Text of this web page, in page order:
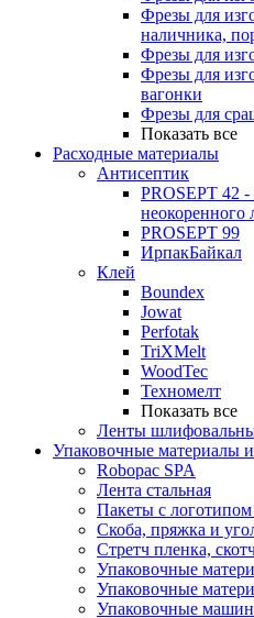
Фрезы для
наличника,
Фрезы для
Фрезы для
вагонки
Фрезы для
Показать все
Расходные материалы
Антисептик
PROSEPT 42 -
неокоренного
PROSEPT 99
ИрпакБайкал
Клей
Boundex
Jowat
Perfotak
TriXMelt
WoodTec
Техномелт
Показать все
Ленты
Упаковочные материалы
Robopac SPA
Лента стальная
Пакеты с
Скоба, пряжка и
Стретч пленка,
Упаковочные
Упаковочные
Упаковочные